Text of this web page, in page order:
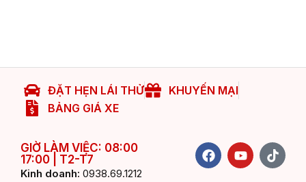
ĐẶT HẸN LÁI THỬ
KHUYẾN MẠI
BẢNG GIÁ XE
GIỜ LÀM VIỆC: 08:00
17:00 | T2-T7
Kinh doanh: 0938.69.1212
F
a
Y
o
T
i